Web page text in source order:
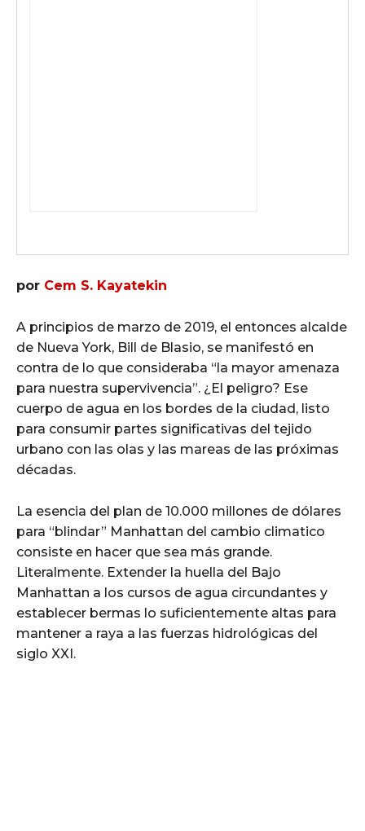
por Cem S. Kayatekin
A principios de marzo de 2019, el entonces alcalde
de Nueva York, Bill de Blasio, se manifestó en
contra de lo que consideraba “la mayor amenaza
para nuestra supervivencia”. ¿El peligro? Ese
cuerpo de agua en los bordes de la ciudad, listo
para consumir partes significativas del tejido
urbano con las olas y las mareas de las próximas
décadas.
La esencia del plan de 10.000 millones de dólares
para “blindar” Manhattan del cambio climatico
consiste en hacer que sea más grande.
Literalmente. Extender la huella del Bajo
Manhattan a los cursos de agua circundantes y
establecer bermas lo suficientemente altas para
mantener a raya a las fuerzas hidrológicas del
siglo XXI.